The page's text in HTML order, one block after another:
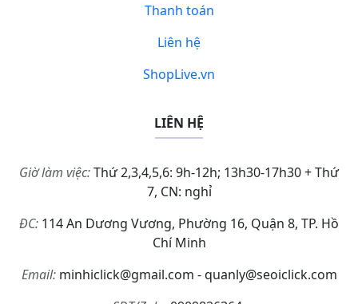
Thanh toán
Liên hệ
ShopLive.vn
LIÊN HỆ
Giờ làm việc:Thứ 2,3,4,5,6: 9h-12h; 13h30-17h30 + Thứ
7, CN: nghỉ
ĐC: 114 An Dương Vương, Phường 16, Quận 8, TP. Hồ
Chí Minh
Email:minhiclick@gmail.com - quanly@seoiclick.com